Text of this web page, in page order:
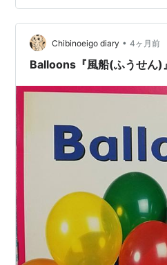
ができるかできないかでは可
す。私は２人子供がいますが
学校では一日中英語で生活をさ
イリンガルとして育てていま
Chibinoeigo diary • 4ヶ月前
Balloons『風船(ふうせん)